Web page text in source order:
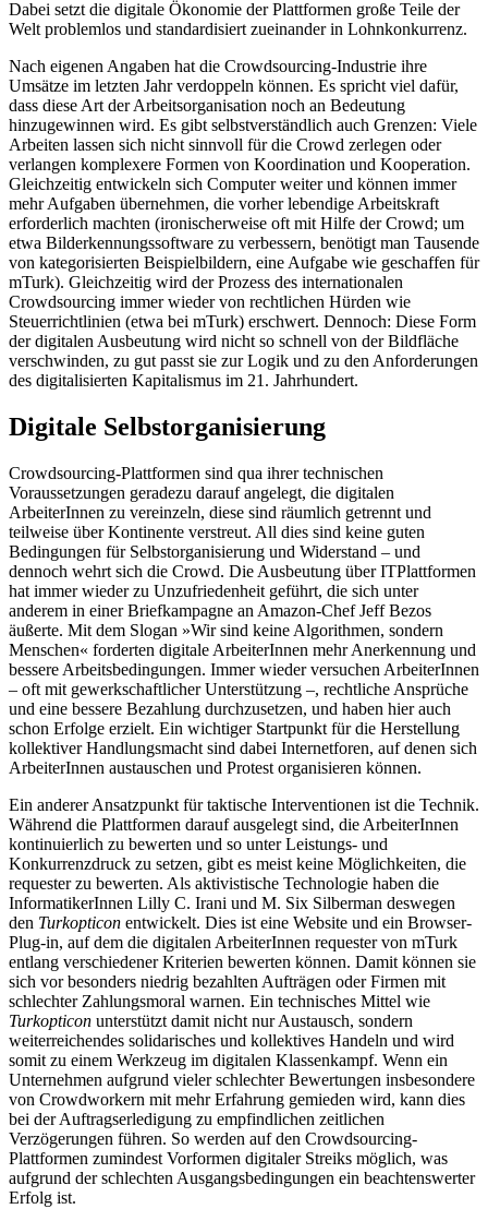
Dabei setzt die digitale Ökonomie der Plattformen große Teile der
Welt problemlos und standardisiert zueinander in Lohnkonkurrenz.
Nach eigenen Angaben hat die Crowdsourcing-Industrie ihre
Umsätze im letzten Jahr verdoppeln können. Es spricht viel dafür,
dass diese Art der Arbeitsorganisation noch an Bedeutung
hinzugewinnen wird. Es gibt selbstverständlich auch Grenzen: Viele
Arbeiten lassen sich nicht sinnvoll für die Crowd zerlegen oder
verlangen komplexere Formen von Koordination und Kooperation.
Gleichzeitig entwickeln sich Computer weiter und können immer
mehr Aufgaben übernehmen, die vorher lebendige Arbeitskraft
erforderlich machten (ironischerweise oft mit Hilfe der Crowd; um
etwa Bilderkennungssoftware zu verbessern, benötigt man Tausende
von kategorisierten Beispielbildern, eine Aufgabe wie geschaffen für
mTurk). Gleichzeitig wird der Prozess des internationalen
Crowdsourcing immer wieder von rechtlichen Hürden wie
Steuerrichtlinien (etwa bei mTurk) erschwert. Dennoch: Diese Form
der digitalen Ausbeutung wird nicht so schnell von der Bildfläche
verschwinden, zu gut passt sie zur Logik und zu den Anforderungen
des digitalisierten Kapitalismus im 21. Jahrhundert.
Digitale Selbstorganisierung
Crowdsourcing-Plattformen sind qua ihrer technischen
Voraussetzungen geradezu darauf angelegt, die digitalen
ArbeiterInnen zu vereinzeln, diese sind räumlich getrennt und
teilweise über Kontinente verstreut. All dies sind keine guten
Bedingungen für Selbstorganisierung und Widerstand – und
dennoch wehrt sich die Crowd. Die Ausbeutung über ITPlattformen
hat immer wieder zu Unzufriedenheit geführt, die sich unter
anderem in einer Briefkampagne an Amazon-Chef Jeff Bezos
äußerte. Mit dem Slogan »Wir sind keine Algorithmen, sondern
Menschen« forderten digitale ArbeiterInnen mehr Anerkennung und
bessere Arbeitsbedingungen. Immer wieder versuchen ArbeiterInnen
– oft mit gewerkschaftlicher Unterstützung –, rechtliche Ansprüche
und eine bessere Bezahlung durchzusetzen, und haben hier auch
schon Erfolge erzielt. Ein wichtiger Startpunkt für die Herstellung
kollektiver Handlungsmacht sind dabei Internetforen, auf denen sich
ArbeiterInnen austauschen und Protest organisieren können.
Ein anderer Ansatzpunkt für taktische Interventionen ist die Technik.
Während die Plattformen darauf ausgelegt sind, die ArbeiterInnen
kontinuierlich zu bewerten und so unter Leistungs- und
Konkurrenzdruck zu setzen, gibt es meist keine Möglichkeiten, die
requester zu bewerten. Als aktivistische Technologie haben die
InformatikerInnen Lilly C. Irani und M. Six Silberman deswegen
den Turkopticon entwickelt. Dies ist eine Website und ein Browser-
Plug-in, auf dem die digitalen ArbeiterInnen requester von mTurk
entlang verschiedener Kriterien bewerten können. Damit können sie
sich vor besonders niedrig bezahlten Aufträgen oder Firmen mit
schlechter Zahlungsmoral warnen. Ein technisches Mittel wie
Turkopticon unterstützt damit nicht nur Austausch, sondern
weiterreichendes solidarisches und kollektives Handeln und wird
somit zu einem Werkzeug im digitalen Klassenkampf. Wenn ein
Unternehmen aufgrund vieler schlechter Bewertungen insbesondere
von Crowdworkern mit mehr Erfahrung gemieden wird, kann dies
bei der Auftragserledigung zu empfindlichen zeitlichen
Verzögerungen führen. So werden auf den Crowdsourcing-
Plattformen zumindest Vorformen digitaler Streiks möglich, was
aufgrund der schlechten Ausgangsbedingungen ein beachtenswerter
Erfolg ist.